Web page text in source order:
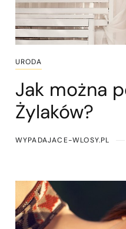
URODA
Jak można
Żylaków?
WYPADAJACE-WLOSY.PL